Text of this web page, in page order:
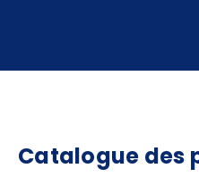
Catalogue des